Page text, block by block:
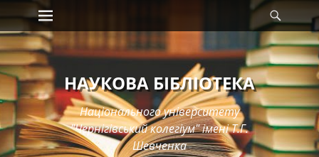
Skip
to
content
Primary Menu
НАУКОВА БІБЛІОТЕКА
Національного університету
"Чернігівський колегіум" імені Т.Г.
Шевченка